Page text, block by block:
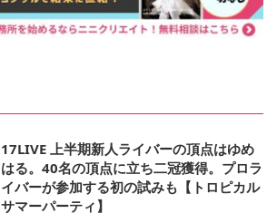
17LIVE 上半期新人ライバーの頂点はゆめ
はる。40名の頂点に立ち二冠獲得。プロラ
イバーが参加する初の試みも【トロピカル
サマーパーティ】